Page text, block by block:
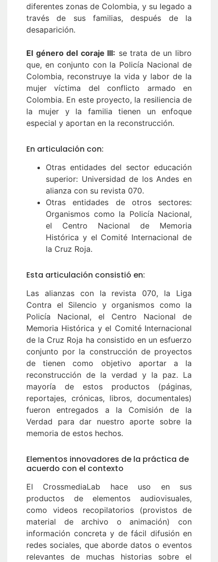
diferentes zonas de Colombia, y su legado a
través de sus familias, después de la
desaparición.
El género del coraje III: se trata de un libro
que, en conjunto con la Policía Nacional de
Colombia, reconstruye la vida y labor de la
mujer víctima del conflicto armado en
Colombia. En este proyecto, la resiliencia de
la mujer y la familia tienen un enfoque
especial y aportan en la reconstrucción.
En articulación con:
Otras entidades del sector educación
superior: Universidad de los Andes en
alianza con su revista 070.
Otras entidades de otros sectores:
Organismos como la Policía Nacional,
el Centro Nacional de Memoria
Histórica y el Comité Internacional de
la Cruz Roja.
Esta articulación consistió en:
Las alianzas con la revista 070, la Liga
Contra el Silencio y organismos como la
Policía Nacional, el Centro Nacional de
Memoria Histórica y el Comité Internacional
de la Cruz Roja ha consistido en un esfuerzo
conjunto por la construcción de proyectos
de tienen como objetivo aportar a la
reconstrucción de la verdad y la paz. La
mayoría de estos productos (páginas,
reportajes, crónicas, libros, documentales)
fueron entregados a la Comisión de la
Verdad para dar nuestro aporte sobre la
memoria de estos hechos.
Elementos innovadores de la práctica de
acuerdo con el contexto
El CrossmediaLab hace uso en sus
productos de elementos audiovisuales,
como videos recopilatorios (provistos de
material de archivo o animación) con
información concreta y de fácil difusión en
redes sociales, que aborde datos o eventos
relevantes de muchas historias sobre el